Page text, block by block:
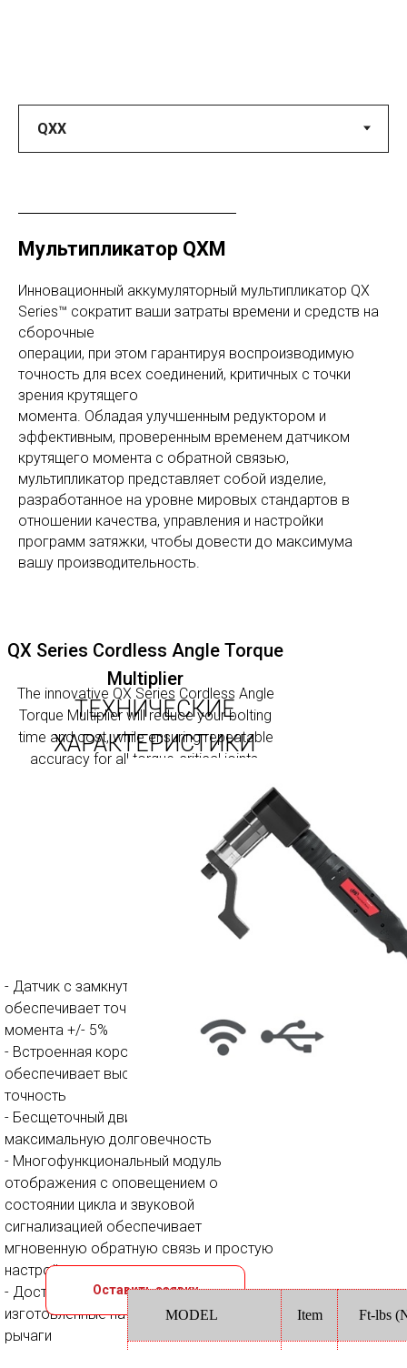
Мультипликатор QXM
Инновационный аккумуляторный мультипликатор QX
Series™ сократит ваши затраты времени и средств на
сборочные
операции, при этом гарантируя воспроизводимую
точность для всех соединений, критичных с точки
зрения крутящего
момента. Обладая улучшенным редуктором и
эффективным, проверенным временем датчиком
крутящего момента с обратной связью,
мультипликатор представляет собой изделие,
разработанное на уровне мировых стандартов в
отношении качества, управления и настройки
программ затяжки, чтобы довести до максимума
вашу производительность.
QX Series Cordless Angle Torque
Multiplier
- Датчик с замкнутым контуром
обеспечивает точность крутящего
момента +/- 5%
- Встроенная коробка передач Norbar ®
обеспечивает высокое качество и
точность
- Бесщеточный двигатель обеспечивает
максимальную долговечность
- Многофункциональный модуль
отображения с оповещением о
состоянии цикла и звуковой
сигнализацией обеспечивает
мгновенную обратную связь и простую
настройку
- Доступны стандартные или
изготовленные на заказ реактивные
рычаги
Оставить заявку
The innovative QX Series Cordless Angle
Torque Multiplier will reduce your bolting
time and cost, while ensuring repeatable
accuracy for all torque-critical joints.
MODEL Item Ft-lbs
ТЕХНИЧЕСКИЕ
ХАРАКТЕРИСТИКИ